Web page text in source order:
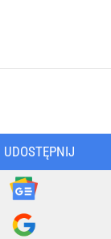
UDOSTĘPNIJ